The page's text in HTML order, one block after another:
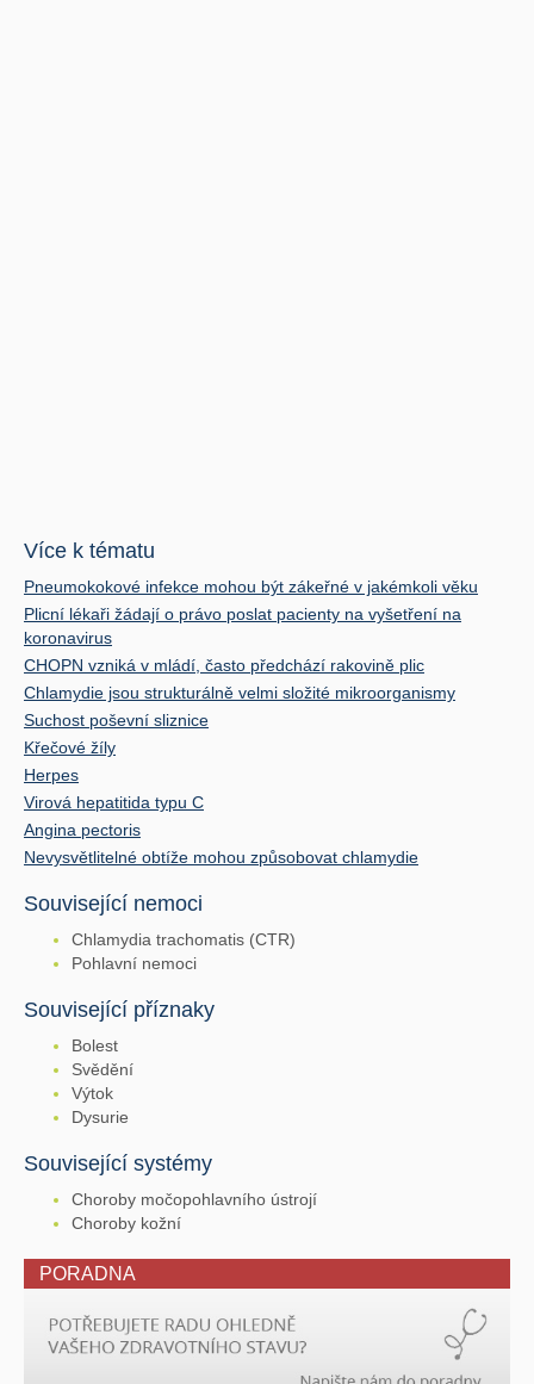
Více k tématu
Pneumokokové infekce mohou být zákeřné v jakémkoli věku
Plicní lékaři žádají o právo poslat pacienty na vyšetření na
koronavirus
CHOPN vzniká v mládí, často předchází rakovině plic
Chlamydie jsou strukturálně velmi složité mikroorganismy
Suchost poševní sliznice
Křečové žíly
Herpes
Virová hepatitida typu C
Angina pectoris
Nevysvětlitelné obtíže mohou způsobovat chlamydie
Související nemoci
Chlamydia trachomatis (CTR)
Pohlavní nemoci
Související příznaky
Bolest
Svědění
Výtok
Dysurie
Související systémy
Choroby močopohlavního ústrojí
Choroby kožní
PORADNA